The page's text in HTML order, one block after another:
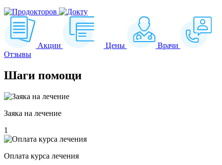
Акции Цены
Врачи
Отзывы
Шаги помощи
Заяка на лечение
1
Оплата курса лечения